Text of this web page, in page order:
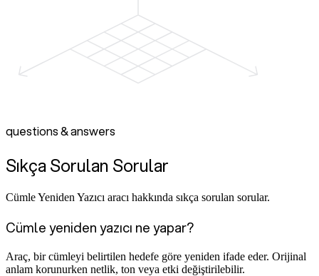
questions & answers
Sıkça Sorulan Sorular
Cümle Yeniden Yazıcı aracı hakkında sıkça sorulan sorular.
Cümle yeniden yazıcı ne yapar?
Araç, bir cümleyi belirtilen hedefe göre yeniden ifade eder. Orijinal
anlam korunurken netlik, ton veya etki değiştirilebilir.